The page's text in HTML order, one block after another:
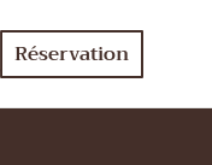
Réservation